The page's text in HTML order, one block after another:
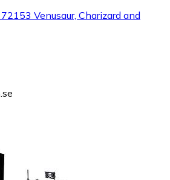
Venusaur, Charizard and